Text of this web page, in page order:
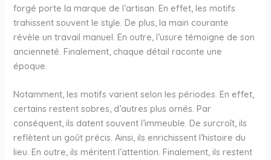
forgé porte la marque de l’artisan. En effet, les motifs
trahissent souvent le style. De plus, la main courante
révèle un travail manuel. En outre, l’usure témoigne de son
ancienneté. Finalement, chaque détail raconte une
époque.
Notamment, les motifs varient selon les périodes. En effet,
certains restent sobres, d’autres plus ornés. Par
conséquent, ils datent souvent l’immeuble. De surcroît, ils
reflètent un goût précis. Ainsi, ils enrichissent l’histoire du
lieu. En outre, ils méritent l’attention. Finalement, ils restent